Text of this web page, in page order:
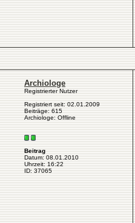
Archiologe
Registrierter Nutzer
Registriert seit: 02.01.2009
Beiträge: 615
Archiologe: Offline
Beitrag
Datum: 08.01.2010
Uhrzeit: 16:22
ID: 37065